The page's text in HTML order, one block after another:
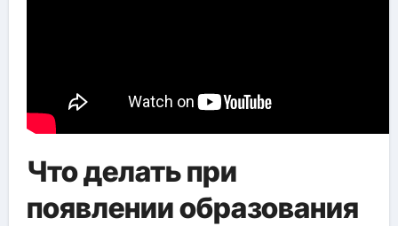
Что делать при
появлении образования